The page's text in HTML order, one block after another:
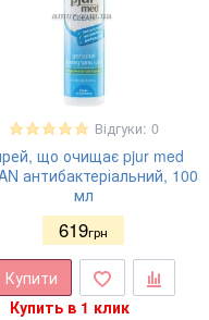
Відгуки: 0
що очищає pjur med
антибактеріальний, 100
мл
619грн
Купити
Купить в 1 клик